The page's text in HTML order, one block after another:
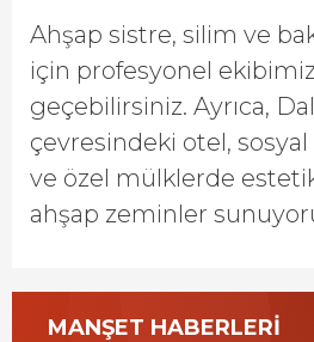
Ahşap sistre, silim ve
için profesyonel
geçebilirsiniz. Ayrıca,
çevresindeki otel,
ve özel mülklerde estetik
ahşap zeminler
MANŞET HABERLERİ